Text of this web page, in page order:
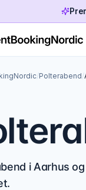
/Polterabend/
i Aarhus